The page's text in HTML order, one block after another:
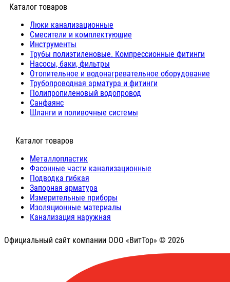
Каталог товаров
Люки канализационные
Cмесители и комплектующие
Инструменты
Трубы полиэтиленовые. Компрессионные фитинги
Насосы, баки, фильтры
Отопительное и водонагревательное оборудование
Трубопроводная арматура и фитинги
Полипропиленовый водопровод
Санфаянс
Шланги и поливочные системы
⠀Каталог товаров
Металлопластик
Фасонные части канализационные
Подводка гибкая
Запорная арматура
Измерительные приборы
Изоляционные материалы
Канализация наружная
Официальный сайт компании ООО «ВитТор» © 2026